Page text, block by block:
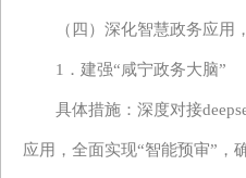
（四）深化智慧政务应用
1．建强“咸宁政务大脑”
具体措施： 深度对接
应用 ， 全面实现“智能预审”，